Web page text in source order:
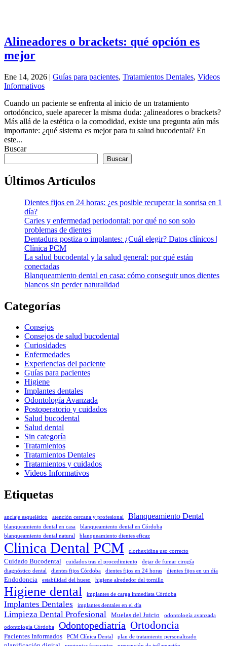
Alineadores o brackets: qué opción es
mejor
Ene 14, 2026 | Guías para pacientes, Tratamientos Dentales, Videos
Informativos
Cuando un paciente se enfrenta al inicio de un tratamiento
ortodóncico, suele aparecer la misma duda: ¿alineadores o brackets?
Más allá de la estética o la comodidad, existe una pregunta aún más
importante: ¿qué sistema es mejor para tu salud bucodental? En
este...
Buscar
Buscar
Últimos Artículos
Dientes fijos en 24 horas: ¿es posible recuperar la sonrisa en 1
día?
Caries y enfermedad periodontal: por qué no son solo
problemas de dientes
Dentadura postiza o implantes: ¿Cuál elegir? Datos clínicos |
Clínica PCM
La salud bucodental y la salud general: por qué están
conectadas
Blanqueamiento dental en casa: cómo conseguir unos dientes
blancos sin perder naturalidad
Categorías
Consejos
Consejos de salud bucodental
Curiosidades
Enfermedades
Experiencias del paciente
Guías para pacientes
Higiene
Implantes dentales
Odontología Avanzada
Postoperatorio y cuidados
Salud bucodental
Salud dental
Sin categoría
Tratamientos
Tratamientos Dentales
Tratamientos y cuidados
Videos Informativos
Etiquetas
anclaje esquelético atención cercana y profesional Blanqueamiento Dental
blanqueamiento dental en casa
blanqueamiento dental en Córdoba
blanqueamiento dental natural
blanqueamiento dientes eficaz
Clinica Dental PCM clorhexidina uso correcto
Cuidado Bucodental cuidados tras el procedimiento
dejar de fumar cirugía
diagnóstico dental
dientes fijos Córdoba dientes fijos en 24 horas dientes fijos en un día
Endodoncia estabilidad del hueso higiene alrededor del tornillo
Higiene dental implantes de carga inmediata Córdoba
Implantes Dentales implantes dentales en el día
Limpieza Dental Profesional Muelas del Juicio odontología avanzada
odontología Córdoba Odontopediatría Ortodoncia
Pacientes Informados PCM Clínica Dental plan de tratamiento personalizado